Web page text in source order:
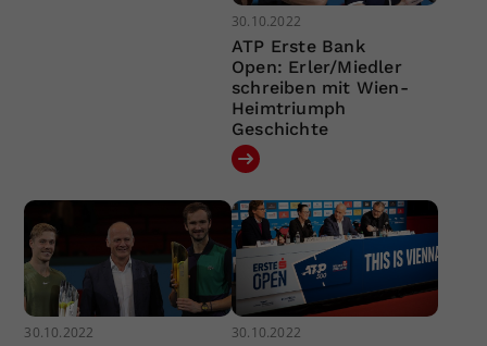
30.10.2022
ATP Erste Bank
Open: Erler/Miedler
schreiben mit Wien-
Heimtriumph
Geschichte
30.10.2022 30.10.2022